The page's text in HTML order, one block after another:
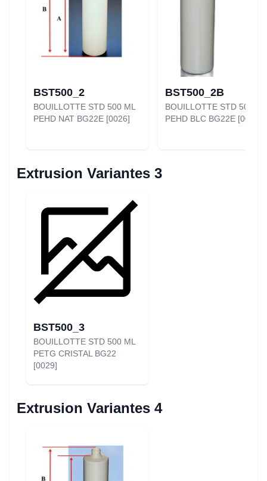
BST500_2
BOUILLOTTE STD 500 ML
PEHD NAT BG22E [0026]
BST500_2B
BOUILLOTTE STD 500 ML
PEHD BLC BG22E [0027]
Extrusion Variantes 3
BST500_3
BOUILLOTTE STD 500 ML
PETG CRISTAL BG22
[0029]
Extrusion Variantes 4